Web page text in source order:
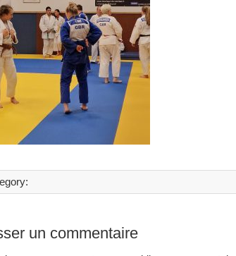
un commentaire